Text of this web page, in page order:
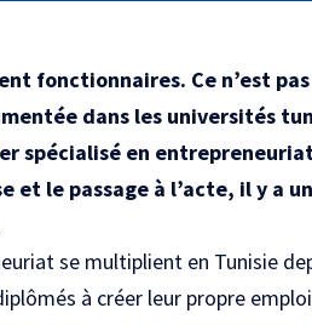
fonctionnaires. Ce n’est
dans les universités
spécialisé en
le passage à l’acte, il y a
se multiplient en Tunisie
à créer leur propre